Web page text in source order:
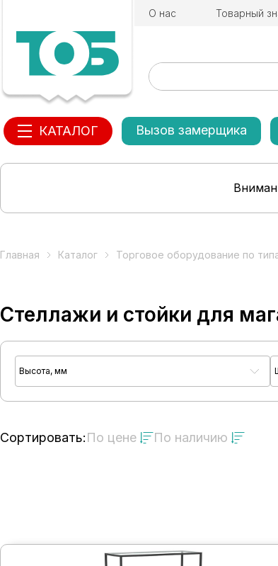
О нас Товарный
КАТАЛОГ Вызов замерщика
Главная Каталог Торговое оборудование по
Стеллажи и стойки для
Высота, мм
Сортировать:По цене По наличию